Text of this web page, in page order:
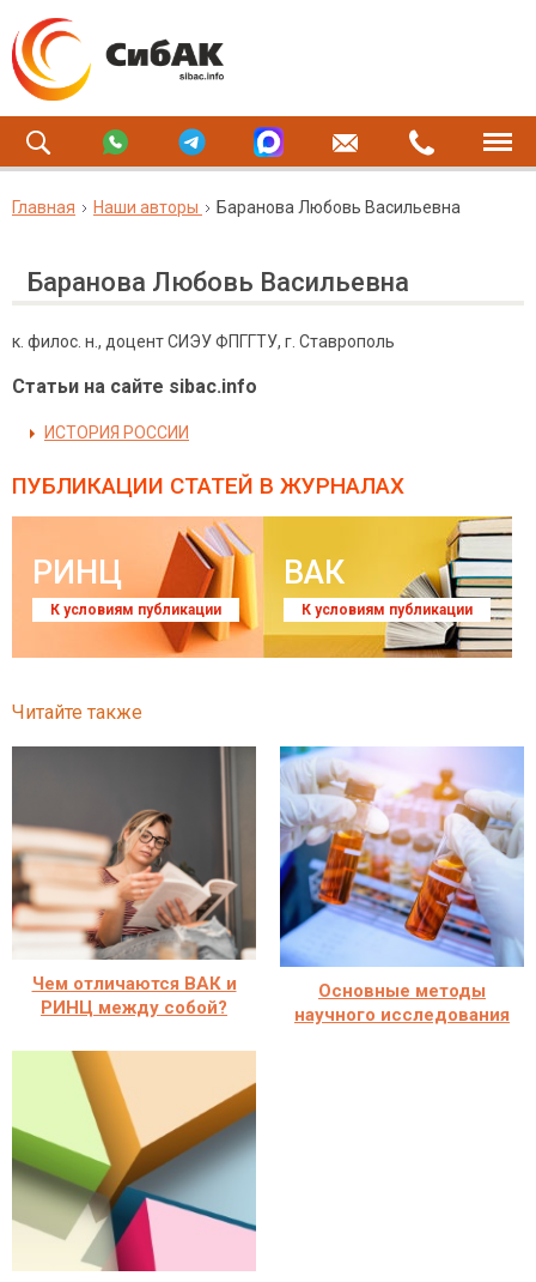
Главная Наши авторы Баранова Любовь Васильевна
Баранова Любовь Васильевна
к. филос. н., доцент СИЭУ ФПГГТУ, г. Ставрополь
Статьи на сайте sibac.info
ИСТОРИЯ РОССИИ
ПУБЛИКАЦИИ СТАТЕЙ В ЖУРНАЛАХ
РИНЦ
К условиям публикации
ВАК
К условиям публикации
Читайте также
Чем отличаются ВАК и
РИНЦ между собой?
Основные методы
научного исследования